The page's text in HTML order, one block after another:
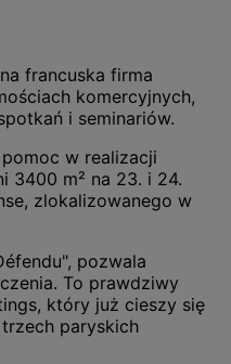
francuska firma
komercyjnych,
i seminariów.
w realizacji
3400 m² na 23. i 24.
zlokalizowanego w
pozwala
To prawdziwy
który już cieszy się
paryskich